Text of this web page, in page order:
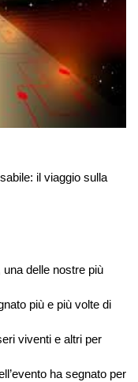
il viaggio sulla
una delle nostre più
più e più volte di
viventi e altri per
ha segnato per